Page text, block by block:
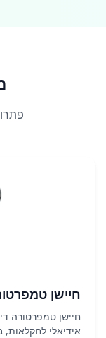
חיישן
חיישן טמפרטורה
אידיאלי לחקלאות,